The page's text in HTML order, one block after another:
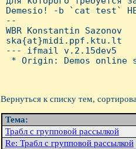
Demesio! -b `cat test` HЕ
--
WBR Konstantin Sazonov
ska{at}midi.ppf.ktu.lt
--- ifmail v.2.15dev5
* Origin: Demos online
Вернуться к списку тем,
Тема:
Трабл с групповой рассылкой
Re: Трабл с групповой рассылкой